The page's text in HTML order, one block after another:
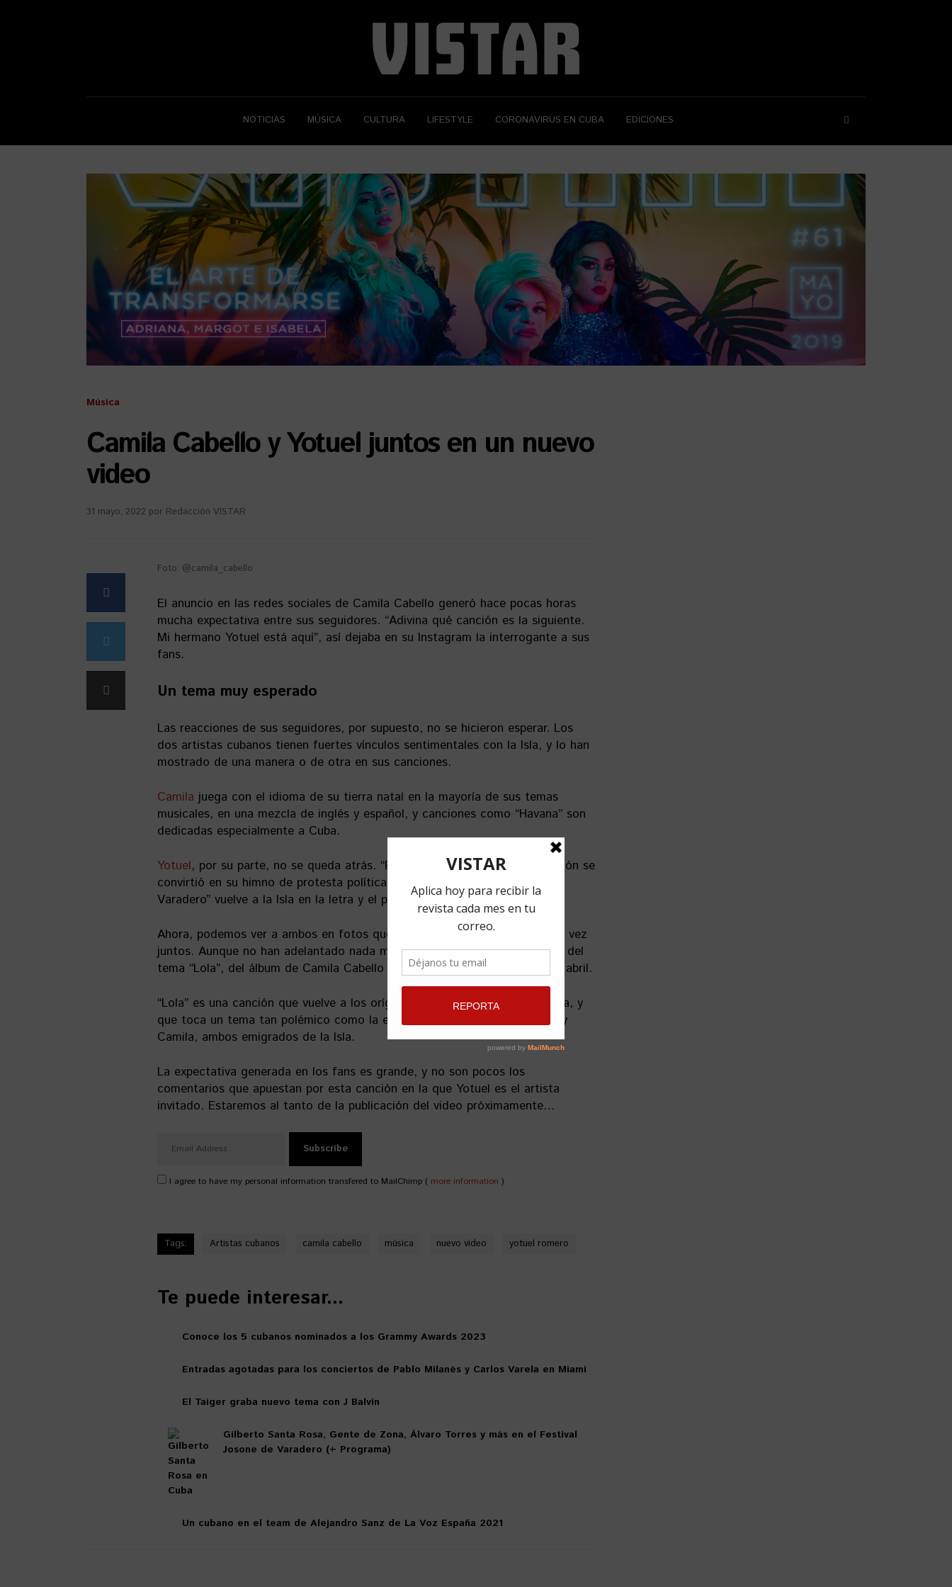
NOTICIAS MÚSICA CULTURA LIFESTYLE CORONAVIRUS EN CUBA EDICIONES
Música
Camila Cabello y Yotuel juntos en un nuevo
video
31 mayo, 2022 por Redacción VISTAR
Foto: @camila_cabello
El anuncio en las redes sociales de Camila Cabello generó hace pocas horas
mucha expectativa entre sus seguidores. “Adivina qué canción es la siguiente.
Mi hermano Yotuel está aquí”, así dejaba en su Instagram la interrogante a sus
fans.
Un tema muy esperado
Las reacciones de sus seguidores, por supuesto, no se hicieron esperar. Los
dos artistas cubanos tienen fuertes vínculos sentimentales con la Isla, y lo han
mostrado de una manera o de otra en sus canciones.
Camila juega con el idioma de su tierra natal en la mayoría de sus temas
musicales, en una mezcla de inglés y español, y canciones como “Havana” son
dedicadas especialmente a Cuba.
Yotuel, por su parte, no se queda atrás. “Patria y Vida” más que una canción se
convirtió en su himno de protesta política, y el más reciente “Lambo en
Varadero” vuelve a la Isla en la letra y el pegajoso ritmo caribeño.
Ahora, podemos ver a ambos en fotos que muestran un nuevo video, esta vez
juntos. Aunque no han adelantado nada más, muy probablemente se trata del
tema “Lola”, del álbum de Camila Cabello
Familia, lanzado el pasado 8 de abril.
“Lola” es una canción que vuelve a los orígenes de los dos artistas, a Cuba, y
que toca un tema tan polémico como la emigración, muy cercano Yotuel y
Camila, ambos emigrados de la Isla.
La expectativa generada en los fans es grande, y no son pocos los
comentarios que apuestan por esta canción en la que Yotuel es el artista
invitado. Estaremos al tanto de la publicación del video próximamente…
I agree to have my personal information transfered to MailChimp ( more information )
Tags: Artistas cubanos camila cabello música nuevo video yotuel romero
Te puede interesar...
Conoce los 5 cubanos nominados a los Grammy Awards 2023
Entradas agotadas para los conciertos de Pablo Milanés y Carlos Varela en Miami
El Taiger graba nuevo tema con J Balvin
Gilberto Santa Rosa, Gente de Zona, Álvaro Torres y más en el Festival
Josone de Varadero (+ Programa)
Un cubano en el team de Alejandro Sanz de La Voz España 2021